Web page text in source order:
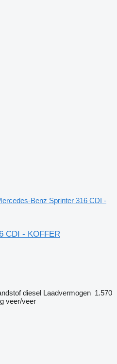
Benz Sprinter 316 CDI -
CDI - KOFFER
diesel Laadvermogen 1.570
veer/veer